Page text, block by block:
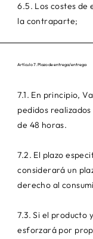
6.5. Los costes de
la contraparte;
Artículo 7. Plazo de entrega/entrega
7.1. En principio,
pedidos
de 48 horas.
7.2. El plazo
considerará un
derecho al
7.3. Si el producto
esforzará por